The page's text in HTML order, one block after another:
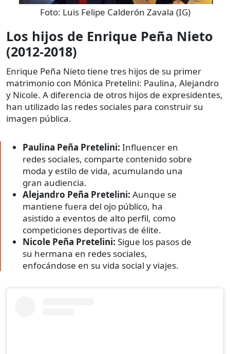
Foto: Luis Felipe Calderón Zavala (IG)
Los hijos de Enrique Peña Nieto
(2012-2018)
Enrique Peña Nieto tiene tres hijos de su primer
matrimonio con Mónica Pretelini: Paulina, Alejandro
y Nicole. A diferencia de otros hijos de expresidentes,
han utilizado las redes sociales para construir su
imagen pública.
Paulina Peña Pretelini: Influencer en
redes sociales, comparte contenido sobre
moda y estilo de vida, acumulando una
gran audiencia.
Alejandro Peña Pretelini: Aunque se
mantiene fuera del ojo público, ha
asistido a eventos de alto perfil, como
competiciones deportivas de élite.
Nicole Peña Pretelini: Sigue los pasos de
su hermana en redes sociales,
enfocándose en su vida social y viajes.